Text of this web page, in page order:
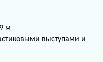
м
выступами и